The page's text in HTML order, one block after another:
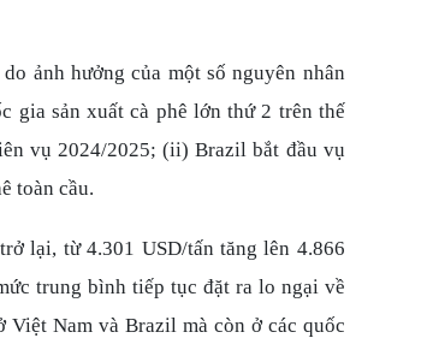
ảnh hưởng của một số nguyên nhân
gia sản xuất cà phê lớn thứ 2 trên thế
vụ 2024/2025; (ii) Brazil bắt đầu vụ
toàn cầu.
lại, từ 4.301 USD/tấn tăng lên 4.866
trung bình tiếp tục đặt ra lo ngại về
Nam và Brazil mà còn ở các quốc